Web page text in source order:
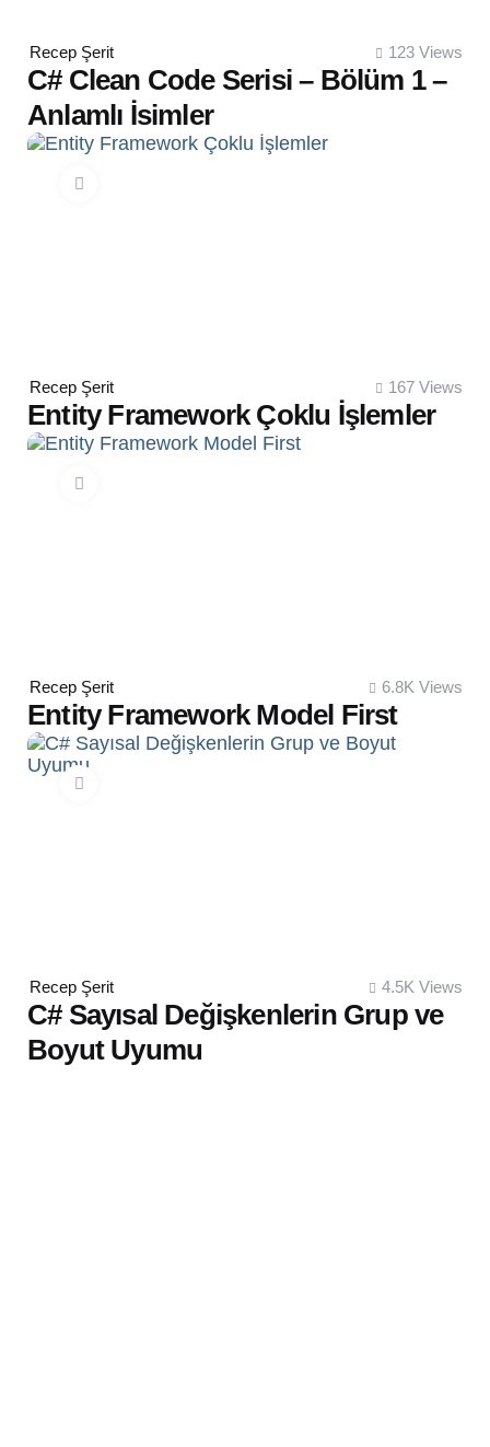
Posted
by
Recep Şerit 123 Views
C# Clean Code Serisi – Bölüm 1 –
Anlamlı İsimler
Posted
by
Recep Şerit 167 Views
Entity Framework Çoklu İşlemler
Posted
by
Recep Şerit 6.8K Views
Entity Framework Model First
Posted
by
Recep Şerit 4.5K Views
C# Sayısal Değişkenlerin Grup ve
Boyut Uyumu